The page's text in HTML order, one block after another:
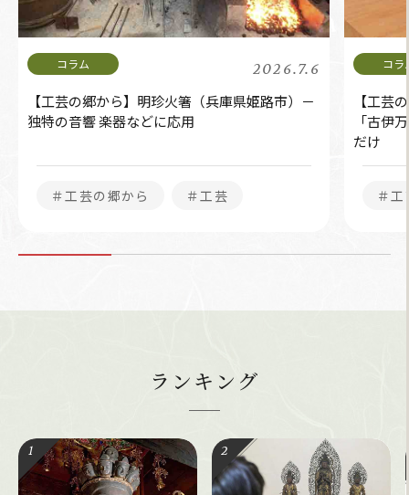
2026.7.6
【工芸の郷から】明珍火箸（兵庫県姫路市）－
独特の音響 楽器などに応用
＃工芸の郷から ＃工芸
【工芸
「古伊
だけ
＃
ランキング